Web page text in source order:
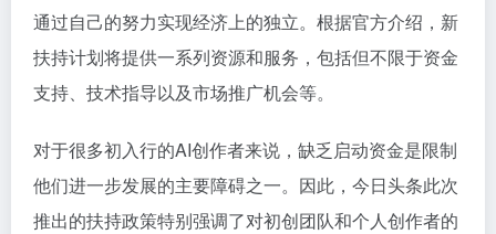
通过自己的努力实现经济上的独立。根据官方介绍，新
扶持计划将提供一系列资源和服务，包括但不限于资金
支持、技术指导以及市场推广机会等。
对于很多初入行的AI创作者来说，缺乏启动资金是限制
他们进一步发展的主要障碍之一。因此，今日头条此次
推出的扶持政策特别强调了对初创团队和个人创作者的